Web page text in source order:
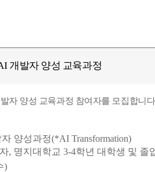
개발자 양성 교육과정
자 양성 교육과정 참여자를 모집합니
양성과정(*AI Transformation)
, 명지대학교 3-4학년 대학생 및 졸
)